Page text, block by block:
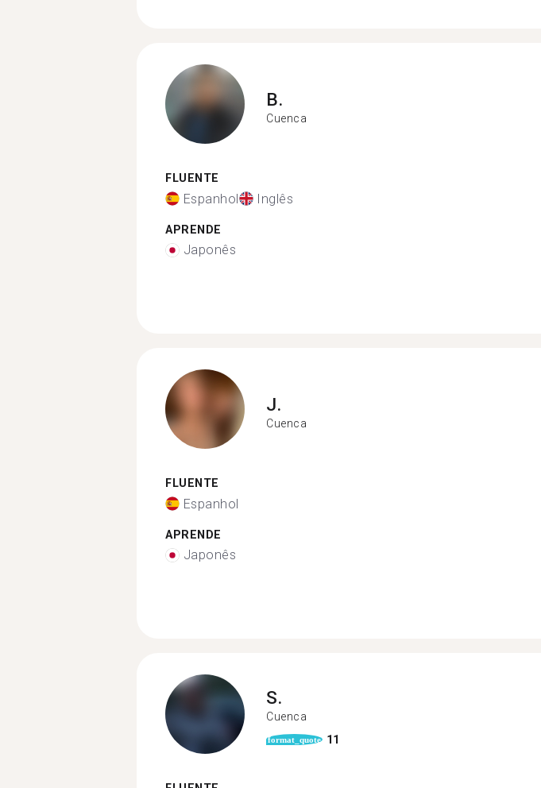
B.
Cuenca
FLUENTE
Espanhol Inglês
APRENDE
Japonês
J.
Cuenca
FLUENTE
Espanhol
APRENDE
Japonês
S.
Cuenca
format_quote 11